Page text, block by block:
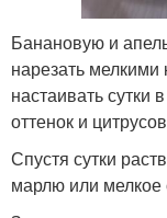
Банановую и
нарезать мелкими
настаивать сутки
оттенок и
Спустя сутки
марлю или мелкое